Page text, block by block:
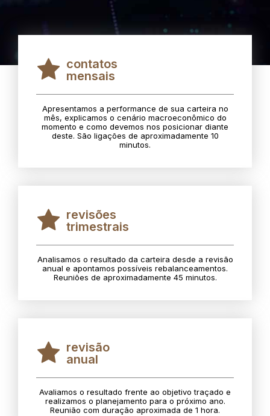
contatos
mensais
Apresentamos a performance de sua carteira no
mês, explicamos o cenário macroeconômico do
momento e como devemos nos posicionar diante
deste. São ligações de aproximadamente 10
minutos.
revisões
trimestrais
Analisamos o resultado da carteira desde a revisão
anual e apontamos possíveis rebalanceamentos.
Reuniões de aproximadamente 45 minutos.
revisão
anual
Avaliamos o resultado frente ao objetivo traçado e
realizamos o planejamento para o próximo ano.
Reunião com duração aproximada de 1 hora.